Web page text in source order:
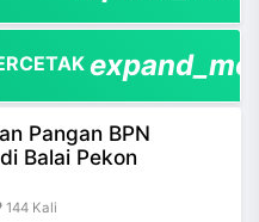
Pangan BPN
Balai Pekon
144 Kali